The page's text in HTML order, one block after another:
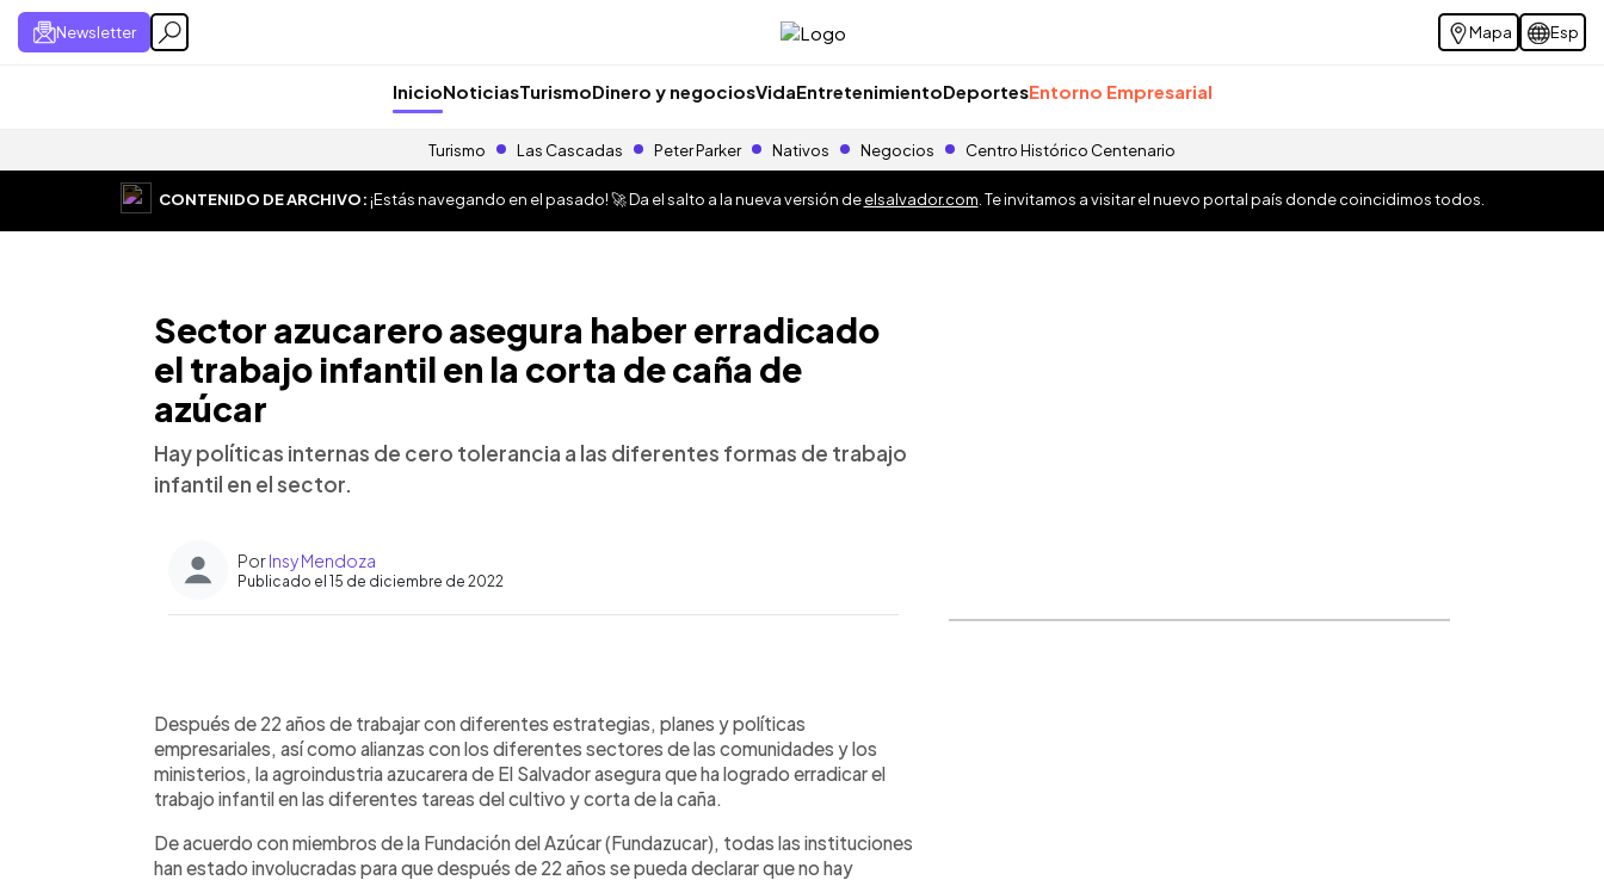
Newsletter Mapa Esp
InicioNoticiasTurismoDinero y negociosVidaEntretenimientoDeportesEntorno Empresarial
Turismo Las Cascadas Peter Parker Nativos Negocios Centro Histórico Centenario
CONTENIDO DE ARCHIVO:¡Estás navegando en el pasado! 🚀 Da el salto a la nueva versión deelsalvador.com . Te invitamos a visitar el nuevo portal país donde coincidimos todos.
Sector azucarero asegura haber erradicado
el trabajo infantil en la corta de caña de
azúcar
Hay políticas internas de cero tolerancia a las diferentes formas de trabajo
infantil en el sector.
PorInsy Mendoza
Publicado el 15 de diciembre de 2022
► Escuchar artículo
Después de 22 años de trabajar con diferentes estrategias, planes y políticas
empresariales, así como alianzas con los diferentes sectores de las comunidades y los
ministerios, la agroindustria azucarera de El Salvador asegura que ha logrado erradicar el
trabajo infantil en las diferentes tareas del cultivo y corta de la caña.
De acuerdo con miembros de la Fundación del Azúcar (Fundazucar), todas las instituciones
han estado involucradas para que después de 22 años se pueda declarar que no hay